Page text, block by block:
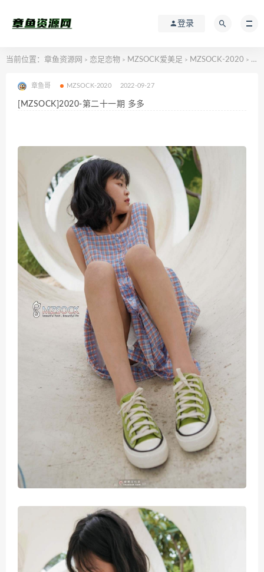
登录
当前位置： 章鱼资源网 > 恋足恋物 > MZSOCK爱美足 > MZSOCK-2020 >
章鱼哥 MZSOCK-2020 2022-09-27
[MZSOCK]2020-第二十一期 多多